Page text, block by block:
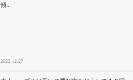
傾...
2022.12.27